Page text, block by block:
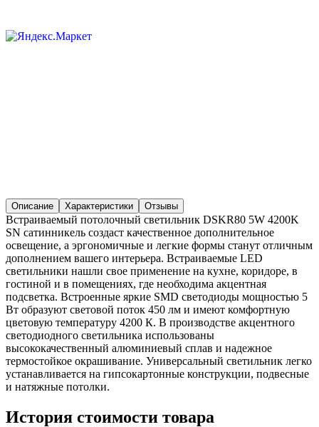
Описание Характеристики Отзывы
Встраиваемый потолочный светильник DSKR80 5W 4200K
SN сатинникель создаст качественное дополнительное
освещение, а эргономичные и легкие формы станут отличным
дополнением вашего интерьера. Встраиваемые LED
светильники нашли свое применение на кухне, коридоре, в
гостиной и в помещениях, где необходима акцентная
подсветка. Встроенные яркие SMD светодиоды мощностью 5
Вт образуют световой поток 450 лм и имеют комфортную
цветовую температуру 4200 К. В производстве акцентного
светодиодного светильника использованы
высококачественный алюминиевый сплав и надежное
термостойкое окрашивание. Универсальный светильник легко
устанавливается на гипсокартонные конструкции, подвесные
и натяжные потолки.
История стоимости товара